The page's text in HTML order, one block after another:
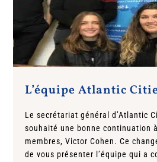
L’équipe Atlantic
Le secrétariat général d’Atlantic
souhaité une bonne continuation
membres, Victor Cohen. Ce
de vous présenter l’équipe qui a